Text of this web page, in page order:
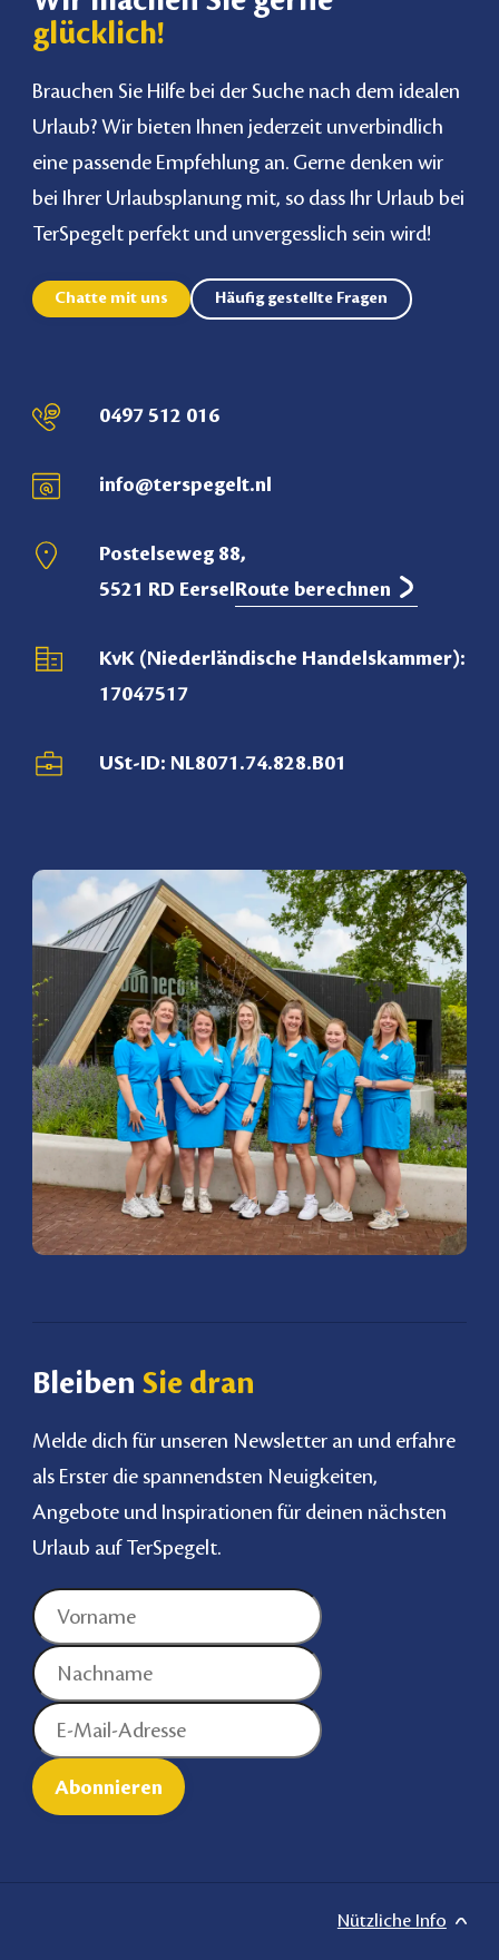
glücklich!
Brauchen Sie Hilfe bei der Suche nach dem idealen
Urlaub? Wir bieten Ihnen jederzeit unverbindlich
eine passende Empfehlung an. Gerne denken wir
bei Ihrer Urlaubsplanung mit, so dass Ihr Urlaub bei
TerSpegelt perfekt und unvergesslich sein wird!
Chatte mit uns Häufig gestellte Fragen
0497 512 016
info@terspegelt.nl
Postelseweg 88,
5521 RD EerselRoute berechnen
KvK (Niederländische Handelskammer):
17047517
USt-ID: NL8071.74.828.B01
BleibenSie dran
Melde dich für unseren Newsletter an und erfahre
als Erster die spannendsten Neuigkeiten,
Angebote und Inspirationen für deinen nächsten
Urlaub auf TerSpegelt.
Nützliche Info